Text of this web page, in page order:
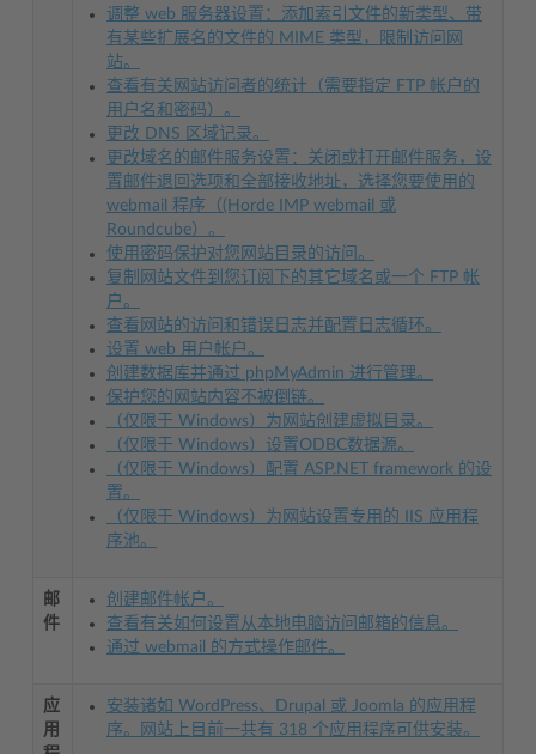
调整 web 服务器设置：添加索引文件的新类型、带
有某些扩展名的文件的 MIME 类型，限制访问网
站。
查看有关网站访问者的统计（需要指定 FTP 帐户的
用户名和密码）。
更改 DNS 区域记录。
更改域名的邮件服务设置：关闭或打开邮件服务，设
置邮件退回选项和全部接收地址，选择您要使用的
webmail 程序（(Horde IMP webmail 或
Roundcube）。
使用密码保护对您网站目录的访问。
复制网站文件到您订阅下的其它域名或一个 FTP 帐
户。
查看网站的访问和错误日志并配置日志循环。
设置 web 用户帐户。
创建数据库并通过 phpMyAdmin 进行管理。
保护您的网站内容不被倒链。
（仅限于 Windows）为网站创建虚拟目录。
（仅限于 Windows）设置ODBC数据源。
（仅限于 Windows）配置 ASP.NET framework 的设
置。
（仅限于 Windows）为网站设置专用的 IIS 应用程
序池。
邮
件
创建邮件帐户。
查看有关如何设置从本地电脑访问邮箱的信息。
通过 webmail 的方式操作邮件。
应
用
安装诸如 WordPress、Drupal 或 Joomla 的应用程
序。网站上目前一共有 318 个应用程序可供安装。